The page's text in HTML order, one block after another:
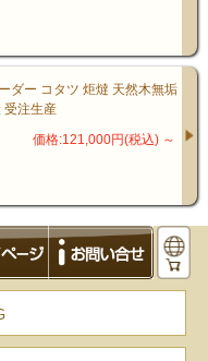
ダー コタツ 炬燵 天然木無垢
受注生産
価格:121,000円(税込) ～